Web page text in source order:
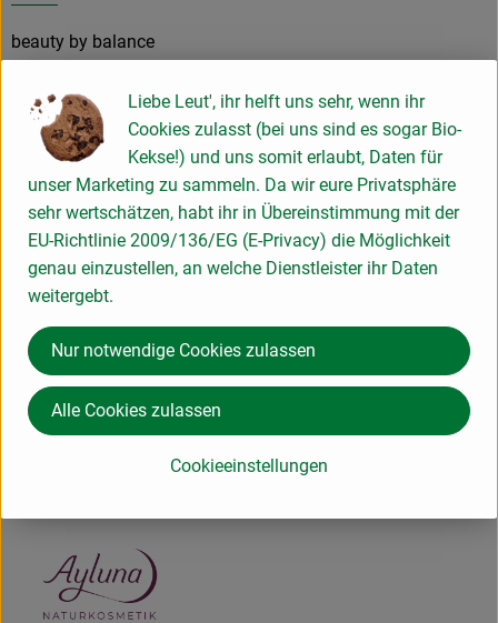
beauty by balance
Produktinformationen
Produktdatenblatt
Herkunft
Hersteller: Ayluna Naturkosmetik GmbH
Deutschland
Liebe Leut', ihr helft uns sehr, wenn ihr
Cookies zulasst (bei uns sind es sogar Bio-
Kekse!) und uns somit erlaubt, Daten für
unser Marketing zu sammeln. Da wir eure Privatsphäre
sehr wertschätzen, habt ihr in Übereinstimmung mit der
EU-Richtlinie 2009/136/EG (E-Privacy) die Möglichkeit
genau einzustellen, an welche Dienstleister ihr Daten
weitergebt.
Cookieeinstellungen
Nur notwendige Cookies zulassen
Alle Cookies zulassen